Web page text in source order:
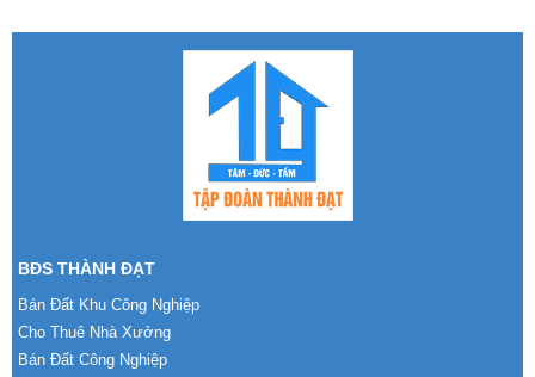
BĐS THÀNH ĐẠT
Bán Đất Khu Công Nghiệp
Cho Thuê Nhà Xưởng
Bán Đất Công Nghiệp